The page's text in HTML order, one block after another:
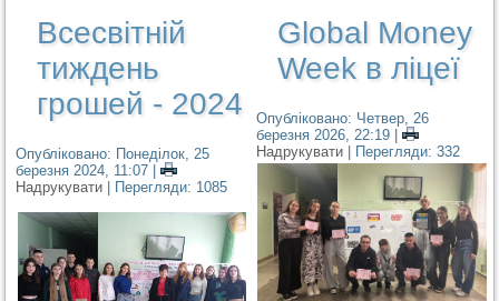
Всесвітній
тиждень
грошей - 2024
Опубліковано: Понеділок, 25
березня 2024, 11:07 |
Надрукувати
| Перегляди: 1085
Global Money
Week в ліцеї
Опубліковано: Четвер, 26
березня 2026, 22:19|
Надрукувати
| Перегляди: 332